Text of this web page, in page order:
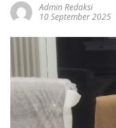
Admin Redaksi
10 September 2025